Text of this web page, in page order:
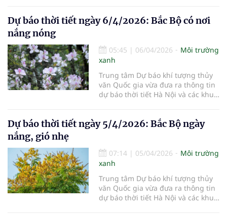
Dự báo thời tiết ngày 6/4/2026: Bắc Bộ có nơi
nắng nóng
05:45 | 06/04/2026
Môi trường
xanh
Trung tâm Dự báo khí tượng thủy
văn Quốc gia vừa đưa ra thông tin
dự báo thời tiết Hà Nội và các khu
Dự báo thời tiết ngày 5/4/2026: Bắc Bộ ngày
nắng, gió nhẹ
07:14 | 05/04/2026
Môi trường
xanh
Trung tâm Dự báo khí tượng thủy
văn Quốc gia vừa đưa ra thông tin
dự báo thời tiết Hà Nội và các khu